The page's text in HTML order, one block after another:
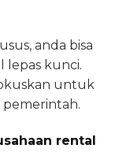
anda bisa
lepas kunci.
untuk
pemerintah.
rental